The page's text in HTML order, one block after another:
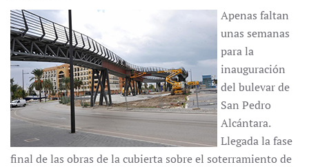
Apenas faltan
unas semanas
para la
inauguración
del bulevar de
San Pedro
Alcántara.
Llegada la fase
final de las obras de la cubierta sobre el soterramiento de